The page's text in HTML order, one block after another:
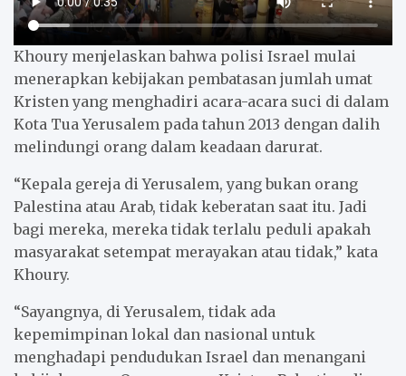
Khoury menjelaskan bahwa polisi Israel mulai
menerapkan kebijakan pembatasan jumlah umat
Kristen yang menghadiri acara-acara suci di dalam
Kota Tua Yerusalem pada tahun 2013 dengan dalih
melindungi orang dalam keadaan darurat.
“Kepala gereja di Yerusalem, yang bukan orang
Palestina atau Arab, tidak keberatan saat itu. Jadi
bagi mereka, mereka tidak terlalu peduli apakah
masyarakat setempat merayakan atau tidak,” kata
Khoury.
“Sayangnya, di Yerusalem, tidak ada
kepemimpinan lokal dan nasional untuk
menghadapi pendudukan Israel dan menangani